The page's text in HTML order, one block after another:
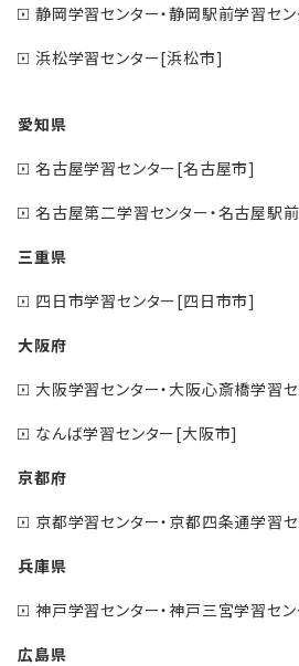
静岡学習センター・静岡駅前学習セ
浜松学習センター[浜松市]
愛知県
名古屋学習センター[名古屋市]
名古屋第二学習センター・名古屋駅
三重県
四日市学習センター[四日市市]
大阪府
大阪学習センター・大阪心斎橋学習
なんば学習センター[大阪市]
京都府
京都学習センター・京都四条通学習
兵庫県
神戸学習センター・神戸三宮学習セ
広島県